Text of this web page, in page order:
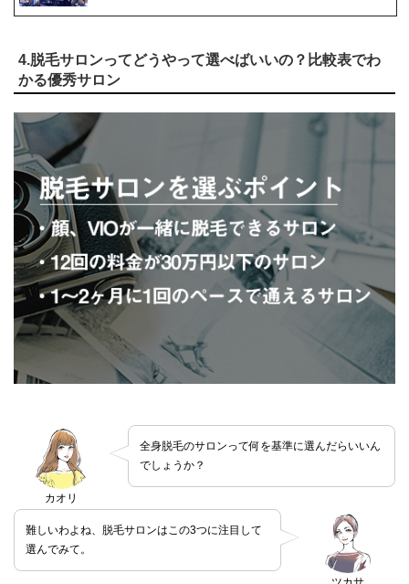
4.脱毛サロンってどうやって選べばいいの？比較表でわ
かる優秀サロン
カオリ
全身脱毛のサロンって何を基準に選んだらいいん
でしょうか？
難しいわよね、脱毛サロンはこの3つに注目して
選んでみて。